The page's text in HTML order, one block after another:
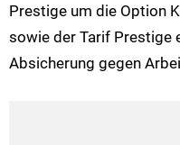
Prestige um die Option
sowie der Tarif Prestige
Absicherung gegen